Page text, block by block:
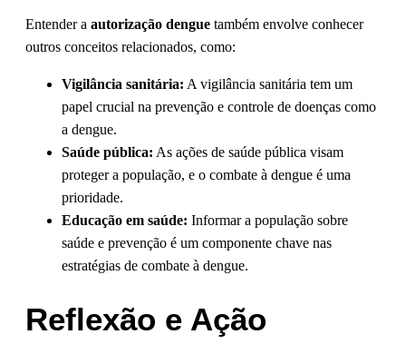
Entender a autorização dengue também envolve conhecer
outros conceitos relacionados, como:
Vigilância sanitária: A vigilância sanitária tem um
papel crucial na prevenção e controle de doenças como
a dengue.
Saúde pública: As ações de saúde pública visam
proteger a população, e o combate à dengue é uma
prioridade.
Educação em saúde: Informar a população sobre
saúde e prevenção é um componente chave nas
estratégias de combate à dengue.
Reflexão e Ação